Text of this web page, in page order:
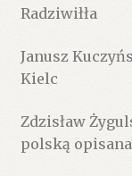
Radziwiłła
Janusz
Kielc
Zdzisław
polską opisana